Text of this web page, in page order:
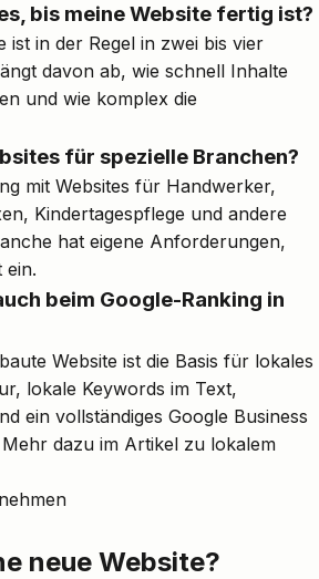
bis meine Website fertig ist?
ist in der Regel in zwei bis vier
davon ab, wie schnell Inhalte
und wie komplex die
für spezielle Branchen?
mit Websites für Handwerker,
Kindertagespflege und andere
hat eigene Anforderungen,
ein.
beim Google-Ranking in
Website ist die Basis für lokales
lokale Keywords im Text,
ein vollständiges Google Business
dazu im Artikel zu lokalem
neue Website?